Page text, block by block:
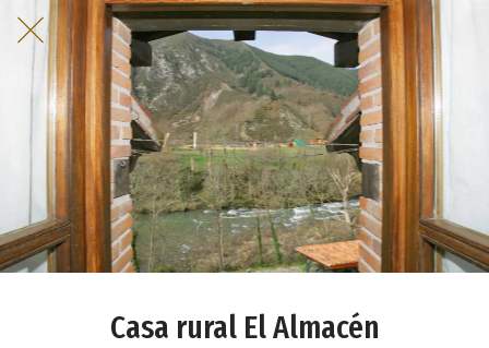
Casa rural El Almacén